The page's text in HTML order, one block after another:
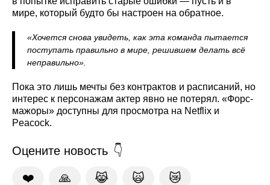
мире, который будто бы настроен на обратное.
«Хочется снова увидеть, как эта команда пытается
поступать правильно в мире, решившем делать всё
неправильно».
Пока это лишь мечты без контрактов и расписаний, но
интерес к персонажам актер явно не потерял. «Форс-
мажоры» доступны для просмотра на Netflix и
Peacock.
Оцените новость
❤️ 🙏 😹 🙀 😿